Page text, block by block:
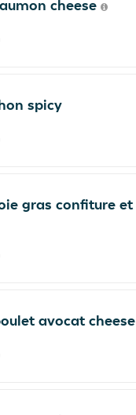
cheese
spicy
gras confiture et
avocat cheese